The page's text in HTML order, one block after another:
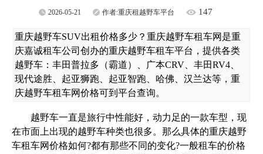
2026-05-21 作者:重庆租越野车平台 147
重庆越野车SUV出租价格多少？重庆越野车租车网是重
庆嘉诚租车公司创办的重庆越野车租车平台，提供各类
越野车：丰田普拉多（霸道）、广本CRV、丰田RV4、
现代途胜、起亚狮跑、起亚智跑、哈佛、汉兰达等，重
庆越野车租车网价格可到平台查询。
越野车一直是旅行中性能好，动力足的一款车型，现
在市面上出现的越野车种类也很多。那么具体的重庆越野
车租车网价格如何?都有那些不同的变化?一般租车的价格